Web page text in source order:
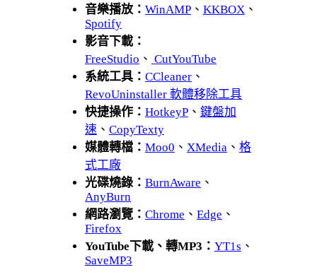
音樂播放： WinAMP 、 KKBOX 、
Spotify
影音下載：
FreeStudio 、 CutYouTube
系統工具： CCleaner 、
RevoUninstaller 軟體移除工具
快捷操作： HotkeyP 、 鍵盤加
速 、 CopyTexty
媒體轉檔： Moo0 、 XMedia 、 格
式工廠
光碟燒錄： BurnAware 、
AnyBurn
網路瀏覽： Chrome 、 Edge 、
Firefox
YouTube下載、轉MP3： YT1s 、
SaveMP3